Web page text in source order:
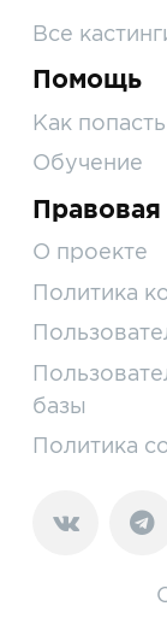
Все
Помощь
Как
Обучение
О проекте
Политика
базы
Политика